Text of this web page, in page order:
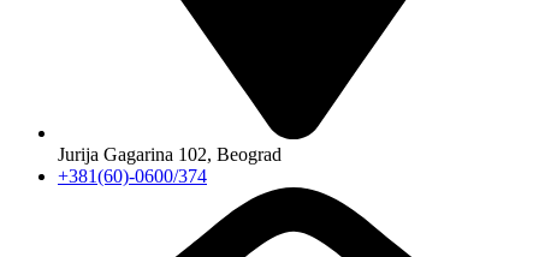
Jurija Gagarina 102, Beograd
+381(60)-0600/374